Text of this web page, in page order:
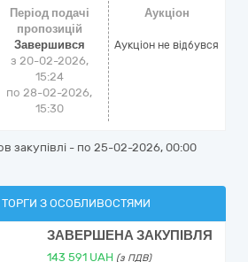
Період подачі
пропозицій
Завершився
з 20-02-2026,
15:24
по 28-02-2026,
15:30
Аукціон
Аукціон не відбувся
закупівлі - по 25-02-2026, 00:00
ТОРГИ З ОСОБЛИВОСТЯМИ
ЗАВЕРШЕНА ЗАКУПІВЛЯ
143 591 UAH (з ПДВ)